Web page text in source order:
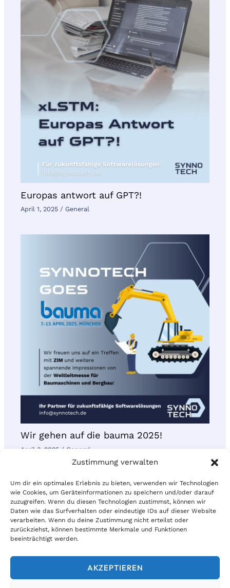
Zustimmung verwalten
Um dir ein optimales Erlebnis zu bieten, verwenden wir Technologien
wie Cookies, um Geräteinformationen zu speichern und/oder darauf
zuzugreifen. Wenn du diesen Technologien zustimmst, können wir
Daten wie das Surfverhalten oder eindeutige IDs auf dieser Website
verarbeiten. Wenn du deine Zustimmung nicht erteilst oder
zurückziehst, können bestimmte Merkmale und Funktionen
beeinträchtigt werden.
AKZEPTIEREN
Europas antwort auf GPT?!
April 1, 2025 / General
Wir gehen auf die bauma 2025!
April 3, 2025 / General
© 2026 | Synnotech AG
Kontakt
Datenschutz
Impressum